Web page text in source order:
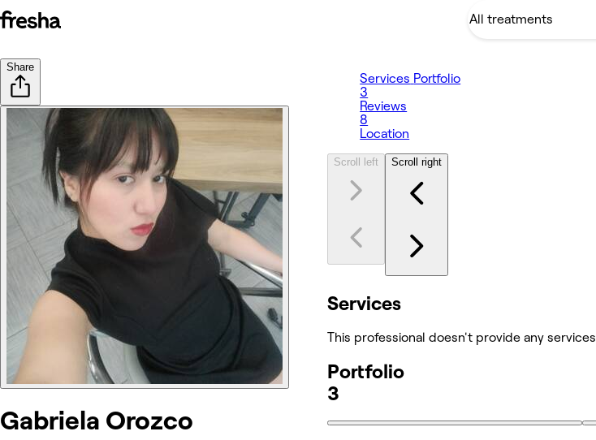
Share
Gabriela Orozco
Services Portfolio
3
Reviews
8
Location
Scroll left Scroll right
Services
This professional doesn't provide any services
Portfolio
3